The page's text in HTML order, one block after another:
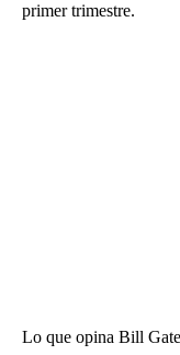
primer trimestre.
Lo que opina Bill